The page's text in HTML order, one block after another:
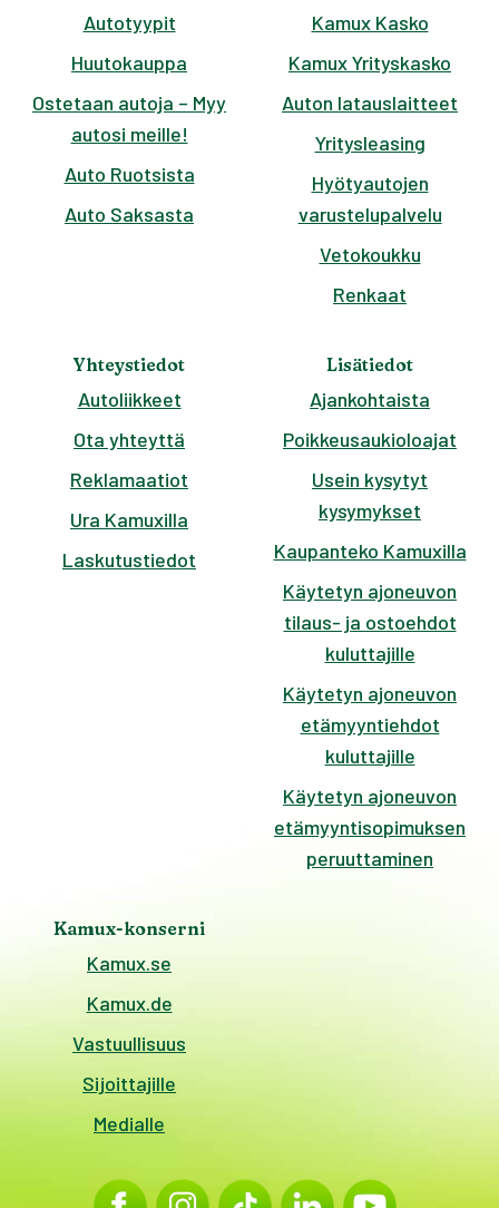
Autotyypit
Huutokauppa
Ostetaan autoja – Myy
autosi meille!
Auto Ruotsista
Auto Saksasta
Kamux Kasko
Kamux Yrityskasko
Auton latauslaitteet
Yritysleasing
Hyötyautojen
varustelupalvelu
Vetokoukku
Renkaat
Yhteystiedot
Autoliikkeet
Ota yhteyttä
Reklamaatiot
Ura Kamuxilla
Laskutustiedot
Lisätiedot
Ajankohtaista
Poikkeusaukioloajat
Usein kysytyt
kysymykset
Kaupanteko Kamuxilla
Käytetyn ajoneuvon
tilaus- ja ostoehdot
kuluttajille
Käytetyn ajoneuvon
etämyyntiehdot
kuluttajille
Käytetyn ajoneuvon
etämyyntisopimuksen
peruuttaminen
Kamux-konserni
Kamux.se
Kamux.de
Vastuullisuus
Sijoittajille
Medialle